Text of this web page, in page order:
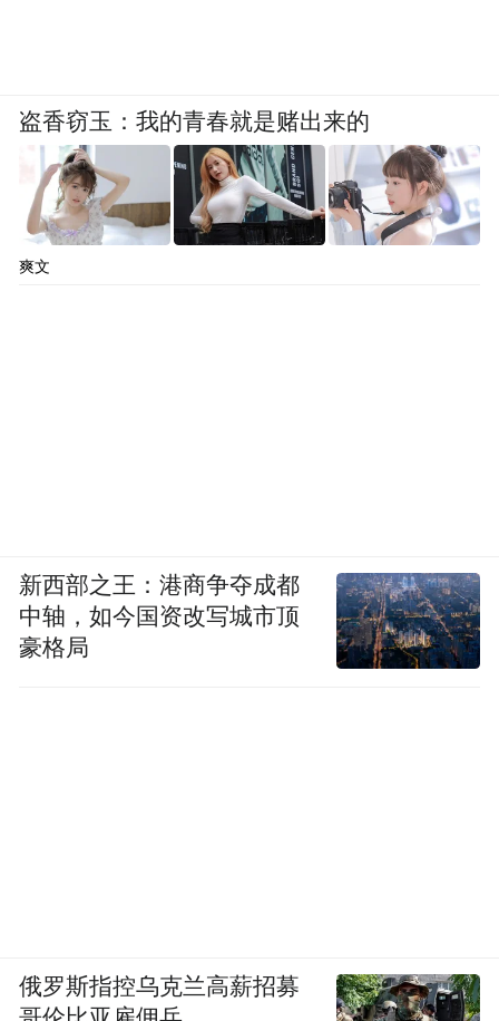
盗香窃玉：我的青春就是赌出来的
爽文
新西部之王：港商争夺成都
中轴，如今国资改写城市顶
豪格局
俄罗斯指控乌克兰高薪招募